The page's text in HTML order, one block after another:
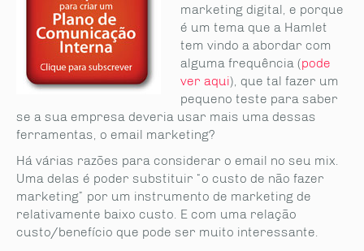
marketing digital, e porque
é um tema que a Hamlet
tem vindo a abordar com
alguma frequência (pode
ver aqui), que tal fazer um
pequeno teste para saber
se a sua empresa deveria usar mais uma dessas
ferramentas, o email marketing?
Há várias razões para considerar o email no seu mix.
Uma delas é poder substituir “o custo de não fazer
marketing” por um instrumento de marketing de
relativamente baixo custo. E com uma relação
custo/benefício que pode ser muito interessante.